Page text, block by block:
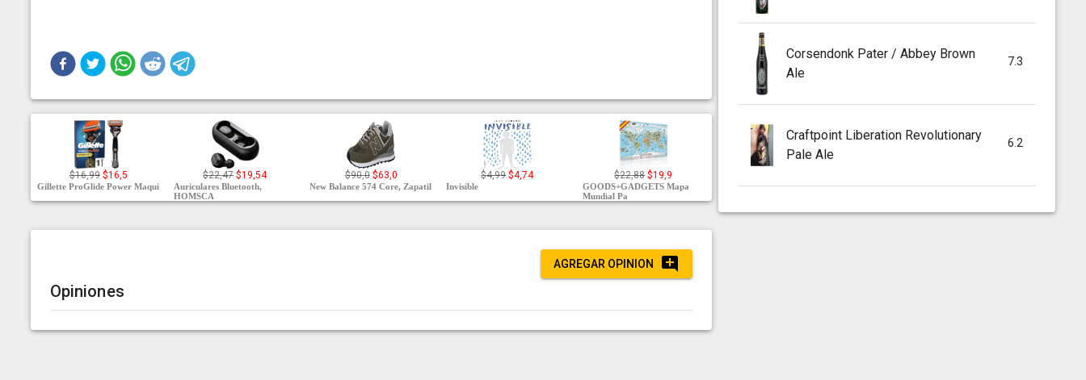
$16,99 $16,5
Gillette ProGlide Power Maqui
$22,47 $19,54
Auriculares Bluetooth,
HOMSCA
$90,0 $63,0
New Balance 574 Core, Zapatil
$4,99 $4,74
Invisible
$22,88 $19,9
GOODS+GADGETS Mapa
Mundial Pa
AGREGAR OPINION
Opiniones
Corsendonk Pater / Abbey Brown
Ale
7.3
Craftpoint Liberation Revolutionary
Pale Ale
6.2